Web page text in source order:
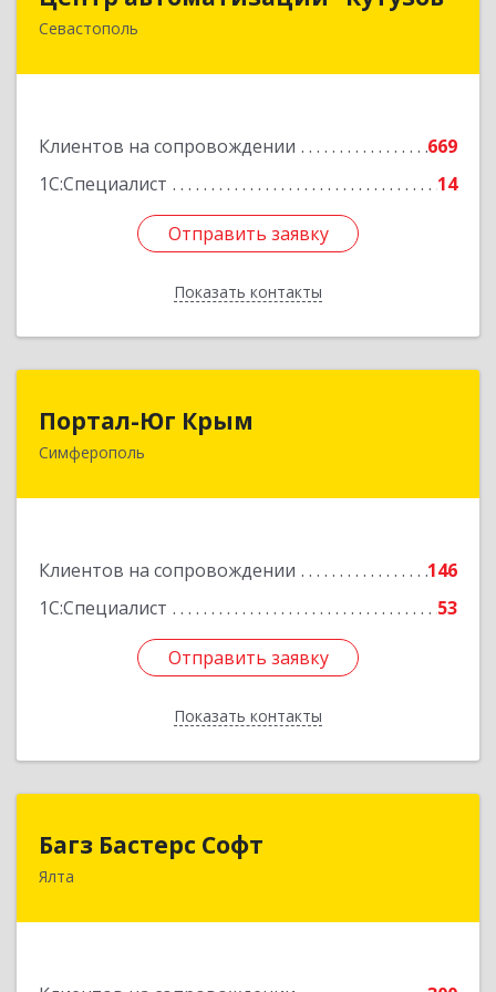
Севастополь
Клиентов на сопровождении
669
1С:Специалист
14
Отправить заявку
Показать контакты
299011, Севастополь г, Генерала Петрова ул,
Отправить заявку
Назад
Портал-Юг Крым
Симферополь
Клиентов на сопровождении
146
1С:Специалист
53
Отправить заявку
Показать контакты
295015, Крым Респ, Симферополь г, Козлова ул,
Отправить заявку
Назад
Багз Бастерс Софт
Ялта
Багз Бастерс Софт
298603, Крым Респ, Ялта г, Свердлова ул, дом №